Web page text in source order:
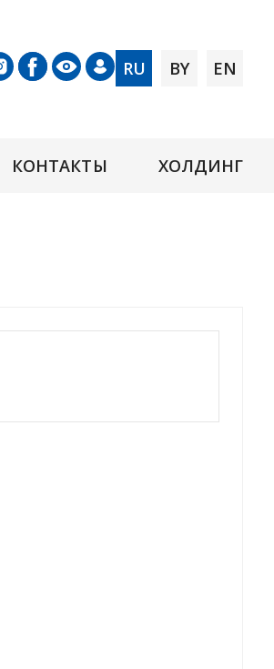
RU BY EN
КОНТАКТЫ ХОЛДИНГ